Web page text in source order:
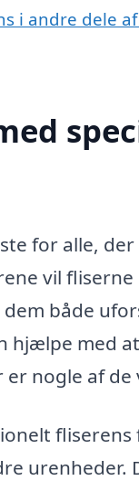
i andre dele
for alle,
vil
både
hjælpe med
nogle af